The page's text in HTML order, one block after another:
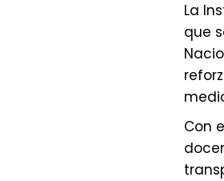
La
que
Con